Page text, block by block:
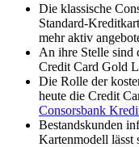
Die klassische
Standard-
mehr aktiv
An ihre Stelle sind
Credit Card Gold
Die Rolle der
heute die Credit
Consorsbank
Bestandskunden
Kartenmodell lässt